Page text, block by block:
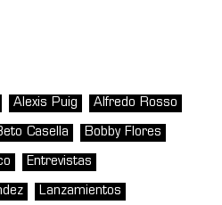
Alexis Puig Alfredo Rosso
Casella Bobby Flores
Entrevistas
Lanzamientos